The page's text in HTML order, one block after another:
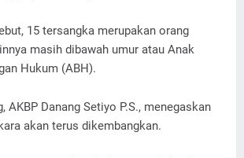
15 tersangka merupakan orang
masih dibawah umur atau Anak
Hukum (ABH).
AKBP Danang Setiyo P.S., menegaskan
akan terus dikembangkan.